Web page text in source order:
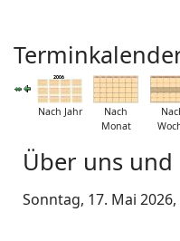
Nach Jahr
Nach
Monat
Über uns
Sonntag, 17. Mai